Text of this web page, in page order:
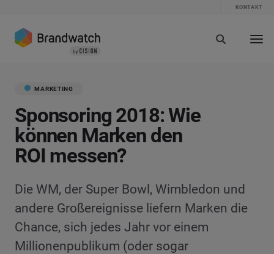
KONTAKT
MARKETING
Sponsoring 2018: Wie
können Marken den
ROI messen?
Die WM, der Super Bowl, Wimbledon und
andere Großereignisse liefern Marken die
Chance, sich jedes Jahr vor einem
Millionenpublikum (oder sogar